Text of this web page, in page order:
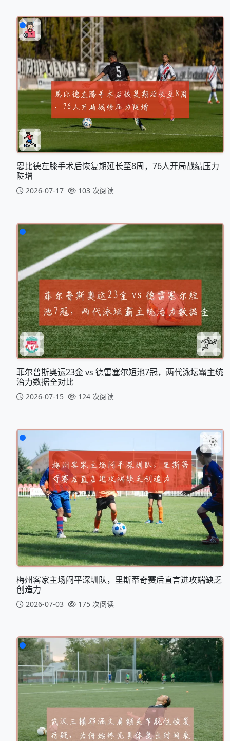
恩比德左膝手术后恢复期延长至8周，76人开局战绩压力
陡增
2026-07-17 103 次阅读
菲尔普斯奥运23金 vs 德雷塞尔短池7冠，两代泳坛霸主统
治力数据全对比
2026-07-15 124 次阅读
梅州客家主场闷平深圳队，里斯蒂奇赛后直言进攻端缺乏
创造力
2026-07-03 175 次阅读